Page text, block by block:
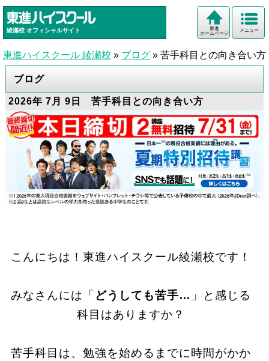
綾瀬校 オフィシャルサイト メニュー
東進
ホームページ
東進ハイスクール 綾瀬校 » ブログ » 苦手科目との向き合い方
ブログ
2026年 7月 9日 苦手科目との向き合い方
こんにちは！東進ハイスクール綾瀬校です！
みなさんには「 どうしても苦手… 」と感じる
科目はありますか？
苦手科目は、勉強を始めるまでに時間がかか